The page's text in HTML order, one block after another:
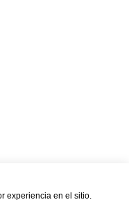
experiencia en el sitio.